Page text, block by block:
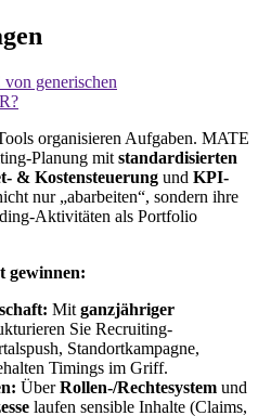
generischen
organisieren Aufgaben. MATE
Planung mit standardisierten
& Kostensteuerung und KPI-
nur „abarbeiten“, sondern ihre
Aktivitäten als Portfolio
gewinnen:
Mit ganzjähriger
Sie Recruiting-
Standortkampagne,
Timings im Griff.
ÜberRollen-/Rechtesystem und
laufen sensible Inhalte (Claims,